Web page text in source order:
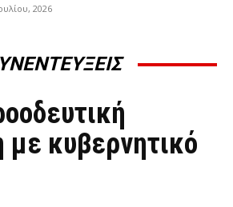
2026
με κυβερνητικό